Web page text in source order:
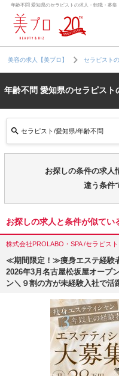
年齢不問 愛知県のセラピストの求人・転職・募集
美容の求人【美プロ】 セラピスト
年齢不問 愛知県のセラピスト
セラピスト/愛知県/年齢不問
お探しの条件の求人
違う条件
お探しの求人と条件が似てい
株式会社PROLABO・SPA /セラピスト
≪期間限定！≫痩身エステ経験
2026年3月名古屋松坂屋オープ
ン＼９割の方が未経験入社で活